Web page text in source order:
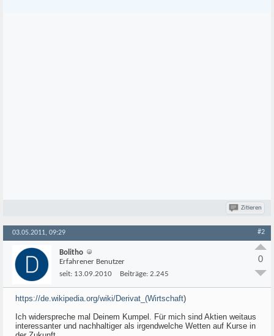
Zitieren
03.05.2011, 09:29 #2
Bolitho
Erfahrener Benutzer
seit: 13.09.2010 Beiträge: 2.245
0
https://de.wikipedia.org/wiki/Derivat_(Wirtschaft)
Ich widerspreche mal Deinem Kumpel. Für mich sind Aktien weitaus
interessanter und nachhaltiger als irgendwelche Wetten auf Kurse in